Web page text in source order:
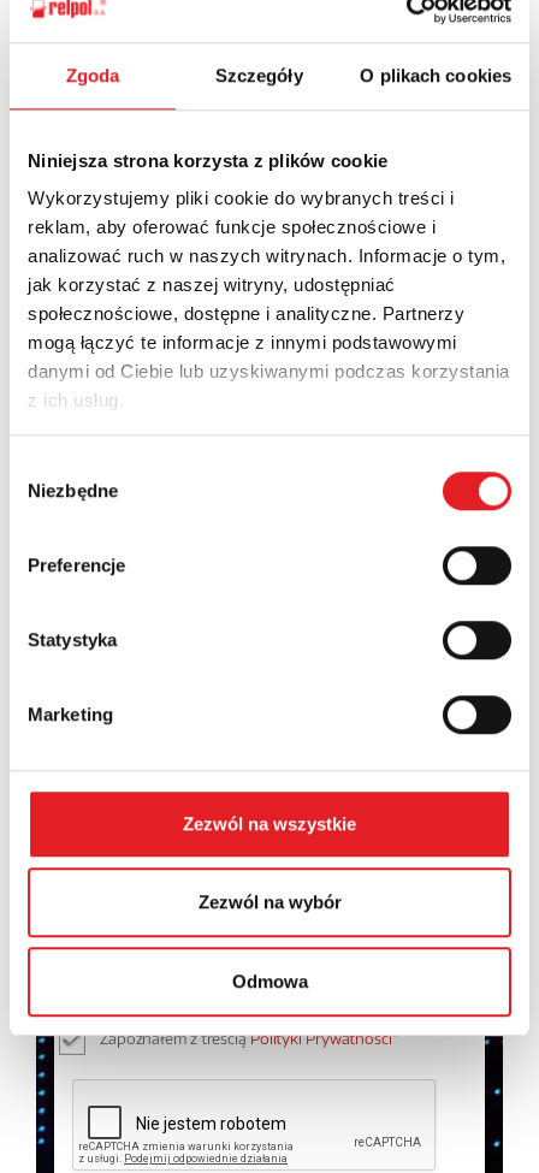
Zgoda Szczegóły O plikach cookies
Niniejsza strona korzysta z plików cookie
Wykorzystujemy pliki cookie do wybranych treści i
reklam, aby oferować funkcje społecznościowe i
analizować ruch w naszych witrynach. Informacje o tym,
jak korzystać z naszej witryny, udostępniać
społecznościowe, dostępne i analityczne. Partnerzy
mogą łączyć te informacje z innymi podstawowymi
danymi od Ciebie lub uzyskiwanymi podczas korzystania
z ich usług.
zgody
Niezbędne
Preferencje
Statystyka
Marketing
Zezwól na wszystkie
Zezwól na wybór
Odmowa
Zapytaj o szczegóły oferty
Imię i nazwisko: *
Adres e-mail: *
Województwo:
Wyrażam zgodę na przetwarzanie moich danych
osobowych przez Relpol S.A. Więcej informacji na
Zapoznałem z treściąPolityki Prywatności*